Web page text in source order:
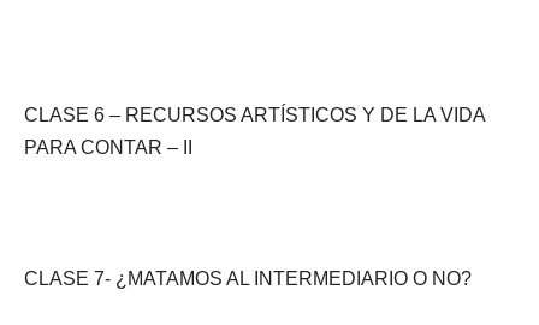
CLASE 6 – RECURSOS ARTÍSTICOS Y DE LA VIDA
PARA CONTAR – II
CLASE 7- ¿MATAMOS AL INTERMEDIARIO O NO?